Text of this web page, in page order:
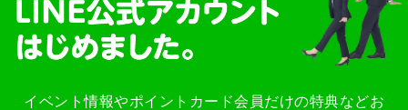
イベント情報やポイントカード会員だけの特典などお